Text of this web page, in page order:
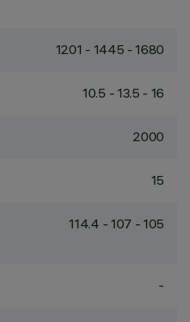
1201 - 1445 - 1680
10.5 - 13.5 - 16
2000
15
114.4 - 107 - 105
-